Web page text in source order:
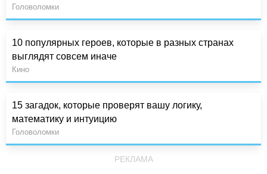
Головоломки
10 популярных героев, которые в разных странах
выглядят совсем иначе
Кино
15 загадок, которые проверят вашу логику,
математику и интуицию
Головоломки
РЕКЛАМА